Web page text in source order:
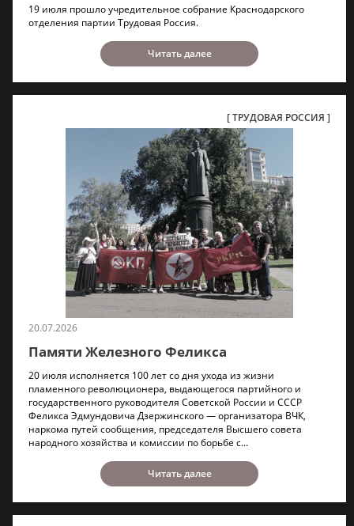
19 июля прошло учредительное собрание Краснодарского
отделения партии Трудовая Россия.
Читать далее
ТРУДОВАЯ РОССИЯ
20.07.2026
Памяти Железного Феликса
20 июля исполняется 100 лет со дня ухода из жизни
пламенного революционера, выдающегося партийного и
государственного руководителя Советской России и СССР
Феликса Эдмундовича Дзержинского — организатора ВЧК,
наркома путей сообщения, председателя Высшего совета
народного хозяйства и комиссии по борьбе с...
Читать далее